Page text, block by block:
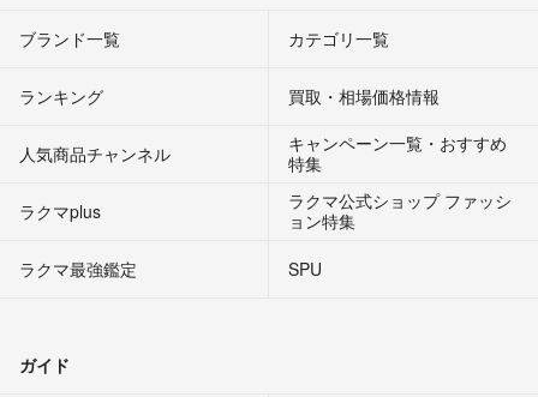
ブランド一覧 カテゴリ一覧
ランキング 買取・相場価格情報
人気商品チャンネル
キャンペーン一覧・おすすめ
特集
ラクマplus
ラクマ公式ショップ ファッシ
ョン特集
ラクマ最強鑑定
SPU
ガイド